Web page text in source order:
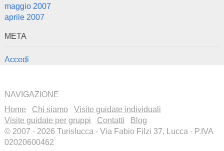
maggio 2007
aprile 2007
META
Accedi
NAVIGAZIONE
Home
Chi siamo
Visite guidate individuali
Visite guidate per gruppi
Contatti
Blog
© 2007 - 2026 Turislucca - Via Fabio Filzi 37, Lucca - P.IVA
02020600462